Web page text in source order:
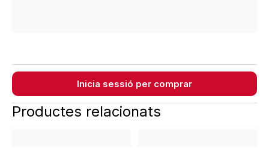
Inicia sessió per comprar
Productes relacionats